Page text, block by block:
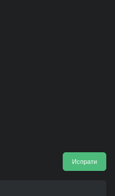
Испрати